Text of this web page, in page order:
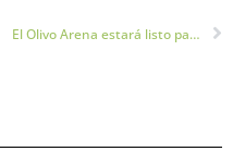
El Olivo Arena estará listo para la temporada 2020-2021